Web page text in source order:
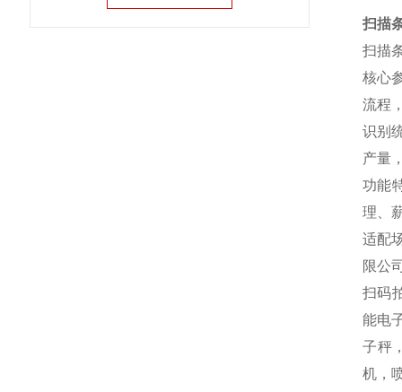
扫描
扫描
核心
流程
识别
产量
功能
理、
适配
限公
扫码
能电
子秤
机，